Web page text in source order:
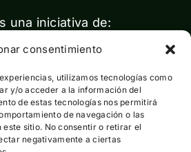
consentimiento
utilizamos tecnologías como
y/o acceder a la información del
de estas tecnologías nos permitirá
de navegación o las
sitio. No consentir o retirar el
negativamente a ciertas
una iniciativa de: